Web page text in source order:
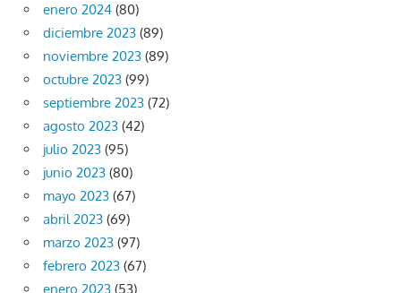
enero 2024 (80)
diciembre 2023 (89)
noviembre 2023 (89)
octubre 2023 (99)
septiembre 2023 (72)
agosto 2023 (42)
julio 2023 (95)
junio 2023 (80)
mayo 2023 (67)
abril 2023 (69)
marzo 2023 (97)
febrero 2023 (67)
enero 2023 (53)